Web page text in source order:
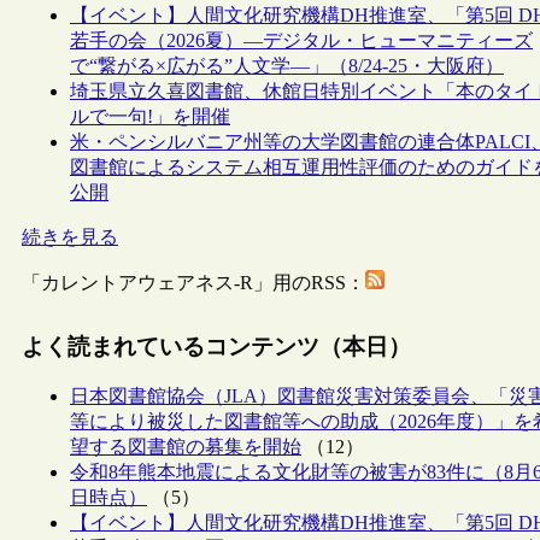
【イベント】人間文化研究機構DH推進室、「第5回
若手の会（2026夏）―デジタル・ヒューマニティーズ
で“繋がる×広がる”人文学―」（8/24-25・大阪府）
埼玉県立久喜図書館、休館日特別イベント「本のタイ
ルで一句!」を開催
米・ペンシルバニア州等の大学図書館の連合体PALCI、
図書館によるシステム相互運用性評価のためのガイド
公開
続きを見る
「カレントアウェアネス-R」用のRSS：
よく読まれているコンテンツ（本日）
日本図書館協会（JLA）図書館災害対策委員会、「災
等により被災した図書館等への助成（2026年度）」を
望する図書館の募集を開始 （12）
令和8年熊本地震による文化財等の被害が83件に（8月
日時点）
（5）
【イベント】人間文化研究機構DH推進室、「第5回